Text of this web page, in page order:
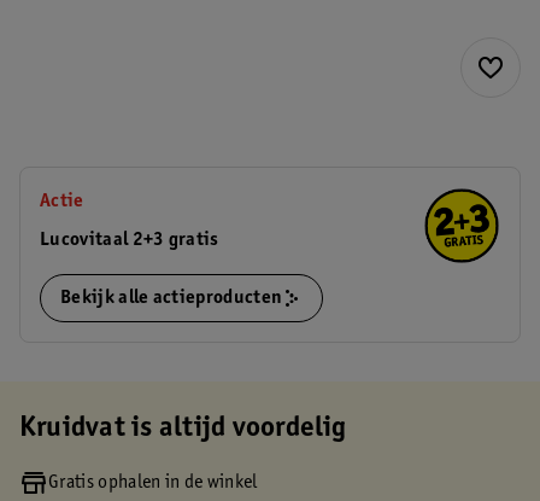
Actie
Lucovitaal 2+3 gratis
Bekijk alle actieproducten
Kruidvat is altijd voordelig
Gratis ophalen in de winkel